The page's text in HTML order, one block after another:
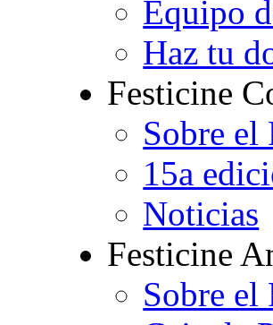
Equipo
Haz tu
Festicine
Sobre el
15a
Noticias
Festicine
Sobre el